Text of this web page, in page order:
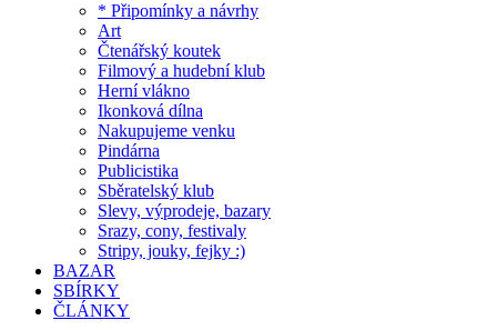
* Připomínky a návrhy
Art
Čtenářský koutek
Filmový a hudební klub
Herní vlákno
Ikonková dílna
Nakupujeme venku
Pindárna
Publicistika
Sběratelský klub
Slevy, výprodeje, bazary
Srazy, cony, festivaly
Stripy, jouky, fejky :)
BAZAR
SBÍRKY
ČLÁNKY